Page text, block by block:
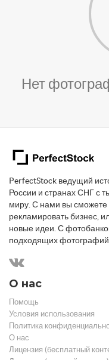
Нет
PerfectStock ведущий
России и странах СНГ с
миру. С нами вы сможете
рекламировать бизнес,
новые идеи. С
подходящих фотографий
О нас
Помощь
Условия использования
Политика
О нас
Лицензия (бесплатный